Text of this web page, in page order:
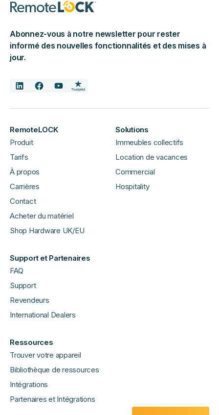
Abonnez-vous à notre newsletter pour rester
informé des nouvelles fonctionnalités et des mises à
jour.
RemoteLOCK
Produit
Tarifs
À propos
Carrières
Contact
Acheter du matériel
Shop Hardware UK/EU
Solutions
Immeubles collectifs
Location de vacances
Commercial
Hospitality
Support et Partenaires
FAQ
Support
Revendeurs
International Dealers
Ressources
Trouver votre appareil
Bibliothèque de ressources
Intégrations
Partenaires et Intégrations